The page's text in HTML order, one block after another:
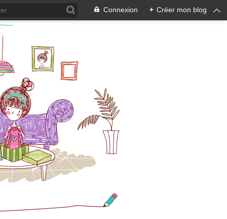
Connexion + Créer mon blog